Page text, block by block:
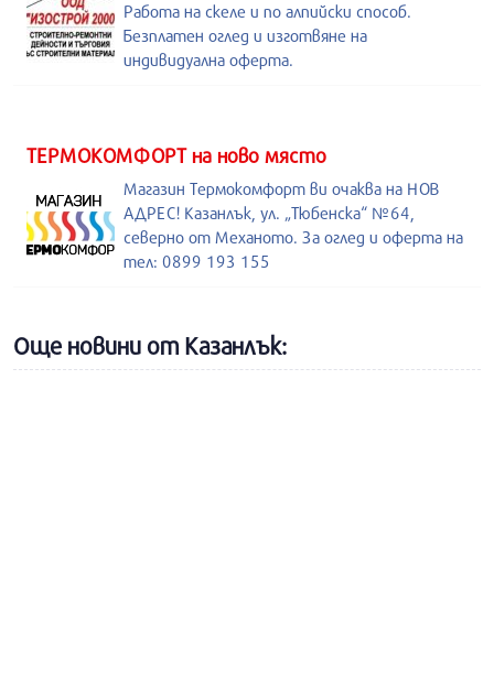
Работа на скеле и по алпийски способ.
Безплатен оглед и изготвяне на
индивидуална оферта.
ТЕРМОКОМФОРТ на ново място
Магазин Термокомфорт ви очаква на НОВ
АДРЕС! Казанлък, ул. „Тюбенска“ №64,
северно от Механото. За оглед и оферта на
тел: 0899 193 155
Още новини от Казанлък: